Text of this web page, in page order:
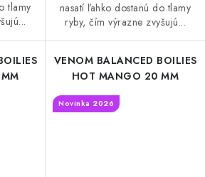
tlamy
nasatí ľahko dostanú do tlamy
ryby, čím výrazne zvyšujú...
VENOM BALANCED BOILIES
HOT MANGO 20 MM
Novinka 2026